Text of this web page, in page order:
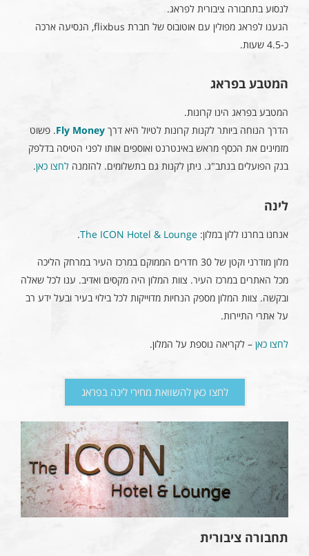
לנסוע בתחבורה ציבורית לפראג.
הגענו לפראג מפולין עם אוטובוס של חברת flixbus, הנסיעה ארכה
כ-4.5 שעות.
המטבע בפראג
המטבע בפראג הינו קרונות.
הדרך הנוחה ביותר לקנות קרונות לטיול היא דרך Fly Money. פשוט
מזמינים את הכסף מראש באינטרנט ואוספים אותו לפני הטיסה בדלפק
בנק הפועלים בנתב"ג. ניתן לקנות גם בתשלומים. להזמנה לחצו כאן.
לינה
אנחנו בחרנו ללון במלון: The ICON Hotel & Lounge
.
מלון מודרני וקטן של 30 חדרים הממוקם במרכז העיר במרחק הליכה
מכל האתרים במרכז העיר. צוות המלון היה מקסים ואדיב. ענו לכל שאלה
ובקשה. צוות המלון מספק הנחיות מדוייקות לכל בילוי בעיר ובעל ידע רב
על אתרי התיירות.
לחצו כאן – לקריאה נוספת על המלון.
לחצו כאן להשוואת מחירי לינה בפראג
תחבורה ציבורית